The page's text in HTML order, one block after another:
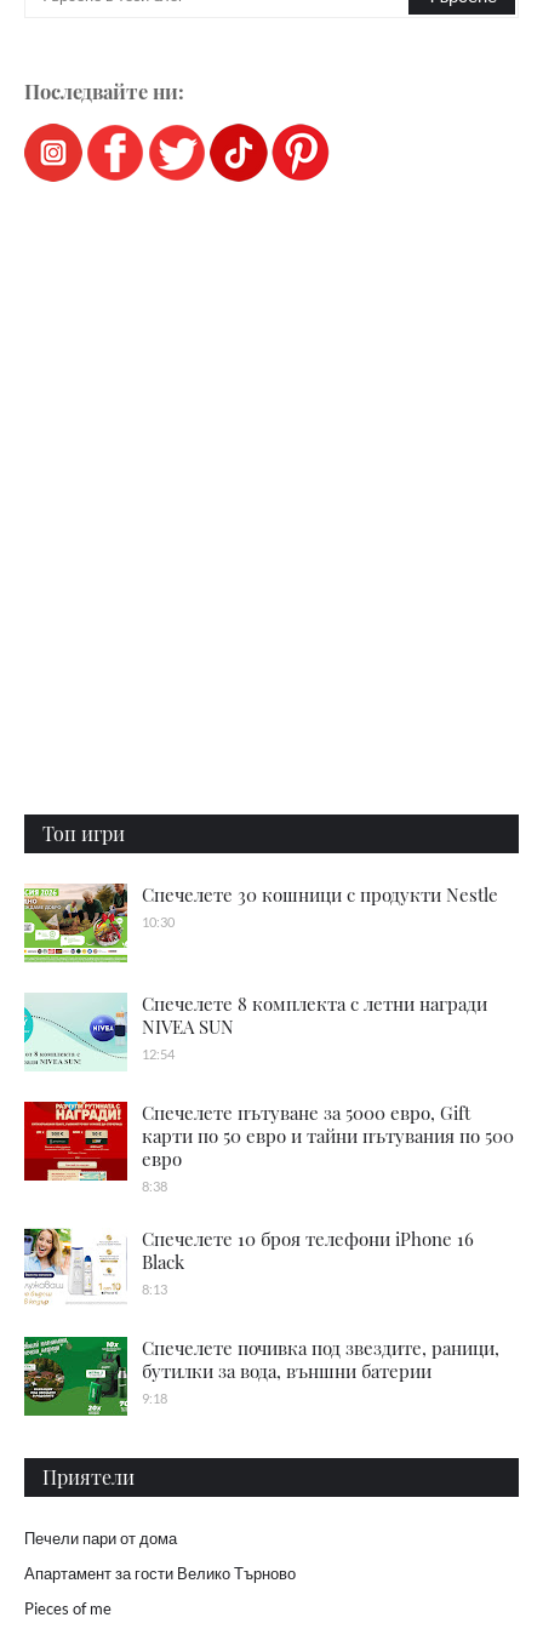
Последвайте ни:
Топ игри
Спечелете 30 кошници с продукти Nestle
10:30
Спечелете 8 комплекта с летни награди
NIVEA SUN
12:54
Спечелете пътуване за 5000 евро, Gift
карти по 50 евро и тайни пътувания по 500
евро
8:38
Спечелете 10 броя телефони iPhone 16
Black
8:13
Спечелете почивка под звездите, раници,
бутилки за вода, външни батерии
9:18
Приятели
Печели пари от дома
Апартамент за гости Велико Търново
Pieces of me